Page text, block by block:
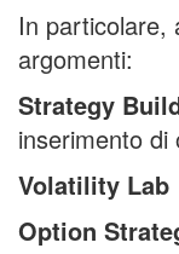
In particolare,
argomenti:
Strategy
inserimento di
Volatility Lab
Option